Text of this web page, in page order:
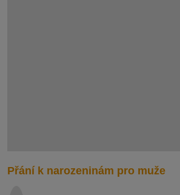
Přání k narozeninám pro muže